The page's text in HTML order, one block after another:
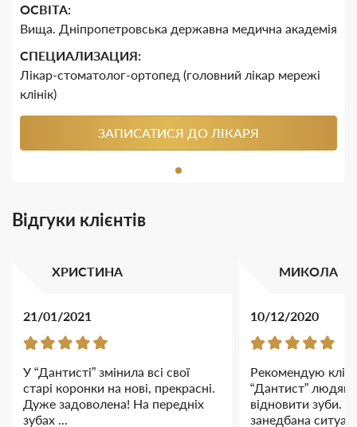
ОСВІТА:
Вища. Дніпропетровська державна медична академія
CПЕЦИАЛИЗАЦИЯ:
Лікар-стоматолог-ортопед (головний лікар мережі
клінік)
ЗАПИСАТИСЯ ДО ЛІКАРЯ
Відгуки клієнтів
ХРИСТИНА
21/01/2021
У “Дантисті” змінила всі свої
старі коронки на нові, прекрасні.
Дуже задоволена! На передніх
зубах ...
МИКОЛА
10/12/2020
Рекомендую
“Дантист” людям,
відновити зуби.
занедбана